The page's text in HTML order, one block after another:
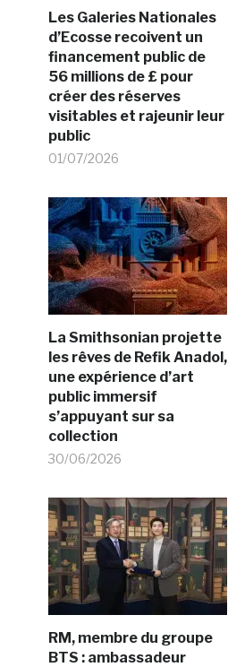
Les Galeries Nationales
d’Ecosse recoivent un
financement public de
56 millions de £ pour
créer des réserves
visitables et rajeunir leur
public
01/07/2026
La Smithsonian projette
les rêves de Refik Anadol,
une expérience d’art
public immersif
s’appuyant sur sa
collection
30/06/2026
RM, membre du groupe
BTS : ambassadeur